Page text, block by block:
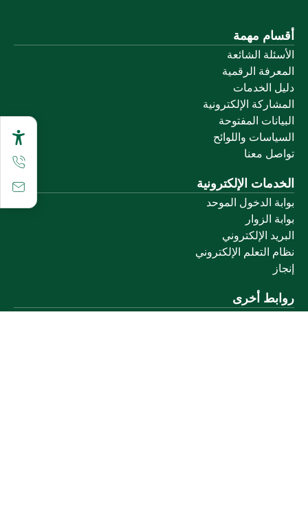
أقسام مهمة
الأسئلة الشائعة
المعرفة الرقمية
دليل الخدمات
المشاركة الإلكترونية
البيانات المفتوحة
السياسات واللوائح
تواصل معنا
الخدمات الإلكترونية
بوابة الدخول الموحد
بوابة الزوار
البريد الإلكتروني
نظام التعلم الإلكتروني
إنجاز
روابط أخرى